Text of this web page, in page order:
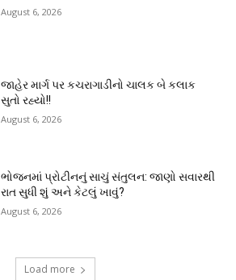
August 6, 2026
જાહેર માર્ગ પર કચરાગાડીનો ચાલક બે કલાક
સુતો રહ્યો!!
August 6, 2026
ભોજનમાં પ્રોટીનનું સાચું સંતુલન: જાણો સવારથી
રાત સુધી શું અને કેટલું ખાવું?
August 6, 2026
Load more